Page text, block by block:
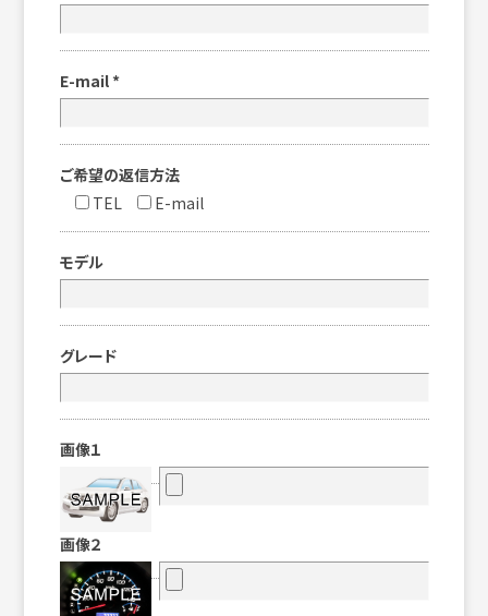
E-mail *
ご希望の返信方法
TEL
E-mail
モデル
グレード
画像１
画像２